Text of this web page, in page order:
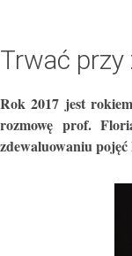
Trwać przy
Rok 2017 jest
rozmowę prof.
zdewaluowaniu